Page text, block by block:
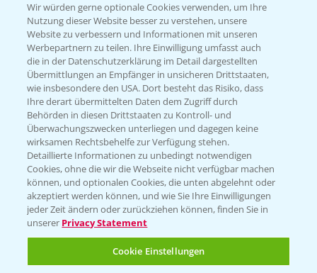
Hilfe in Notfällen
T.+49 (0)214/30-20220
Folgen Sie uns
Wir würden gerne optionale Cookies verwenden, um Ihre
Nutzung dieser Website besser zu verstehen, unsere
Website zu verbessern und Informationen mit unseren
Werbepartnern zu teilen. Ihre Einwilligung umfasst auch
die in der Datenschutzerklärung im Detail dargestellten
Übermittlungen an Empfänger in unsicheren Drittstaaten,
wie insbesondere den USA. Dort besteht das Risiko, dass
Ihre derart übermittelten Daten dem Zugriff durch
Behörden in diesen Drittstaaten zu Kontroll- und
Überwachungszwecken unterliegen und dagegen keine
wirksamen Rechtsbehelfe zur Verfügung stehen.
Detaillierte Informationen zu unbedingt notwendigen
Cookies, ohne die wir die Webseite nicht verfügbar machen
können, und optionalen Cookies, die unten abgelehnt oder
akzeptiert werden können, und wie Sie Ihre Einwilligungen
jeder Zeit ändern oder zurückziehen können, finden Sie in
unserer Privacy Statement
Cookie Einstellungen